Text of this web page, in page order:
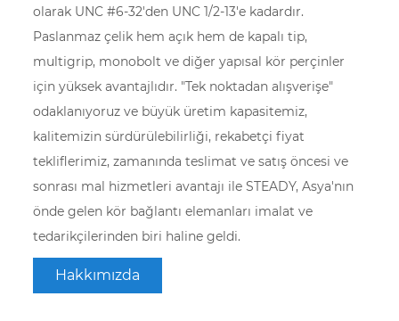
olarak UNC #6-32'den UNC 1/2-13'e kadardır.
Paslanmaz çelik hem açık hem de kapalı tip,
multigrip, monobolt ve diğer yapısal kör perçinler
için yüksek avantajlıdır. "Tek noktadan alışverişe"
odaklanıyoruz ve büyük üretim kapasitemiz,
kalitemizin sürdürülebilirliği, rekabetçi fiyat
tekliflerimiz, zamanında teslimat ve satış öncesi ve
sonrası mal hizmetleri avantajı ile STEADY, Asya'nın
önde gelen kör bağlantı elemanları imalat ve
tedarikçilerinden biri haline geldi.
Hakkımızda